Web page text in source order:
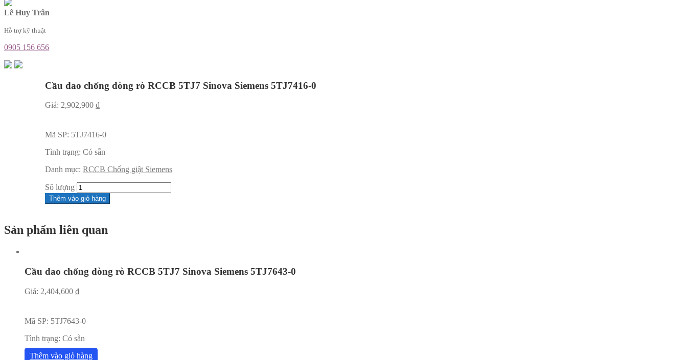
Lê Huy Trân
Hỗ trợ kỹ thuật
0905 156 656
Cầu dao chống dòng rò RCCB 5TJ7 Sinova Siemens 5TJ7416-0
Giá: 2,902,900 ₫
Mã SP: 5TJ7416-0
Tình trạng: Có sẵn
Danh mục: RCCB Chống giật Siemens
Sô lượng
Thêm vào giỏ hàng
Sản phẩm liên quan
Cầu dao chống dòng rò RCCB 5TJ7 Sinova Siemens 5TJ7643-0
Giá: 2,404,600 ₫
Mã SP: 5TJ7643-0
Tình trạng: Có sẵn
Thêm vào giỏ hàng